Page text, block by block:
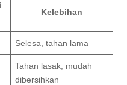
Kelebihan
Selesa, tahan lama
Tahan lasak, mudah
dibersihkan